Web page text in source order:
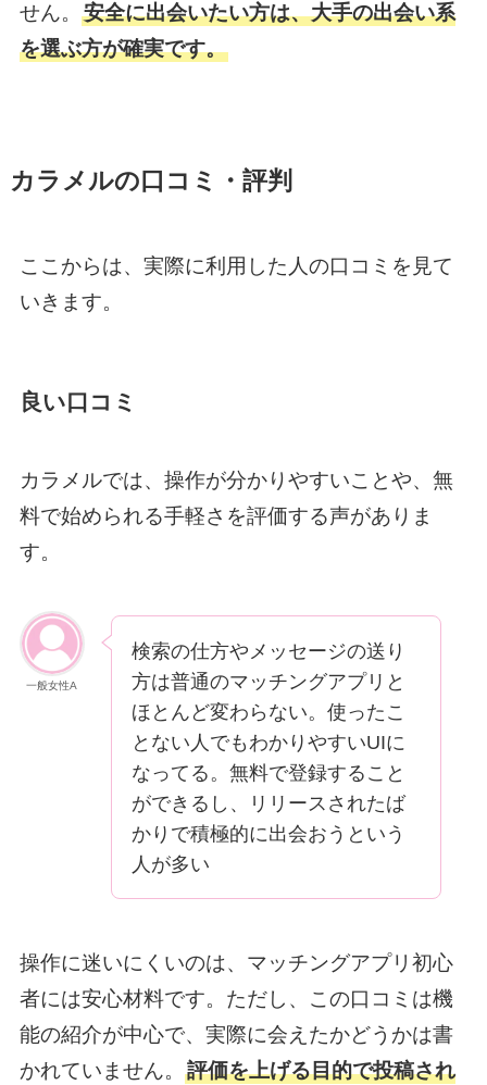
せん。 安全に出会いたい方は、大手の出会い系
を選ぶ方が確実です。
カラメルの口コミ・評判
ここからは、実際に利用した人の口コミを見て
いきます。
良い口コミ
カラメルでは、操作が分かりやすいことや、無
料で始められる手軽さを評価する声がありま
す。
一般女性A
検索の仕方やメッセージの送り
方は普通のマッチングアプリと
ほとんど変わらない。使ったこ
とない人でもわかりやすいUIに
なってる。無料で登録すること
ができるし、リリースされたば
かりで積極的に出会おうという
人が多い
操作に迷いにくいのは、マッチングアプリ初心
者には安心材料です。ただし、この口コミは機
能の紹介が中心で、実際に会えたかどうかは書
かれていません。 評価を上げる目的で投稿され